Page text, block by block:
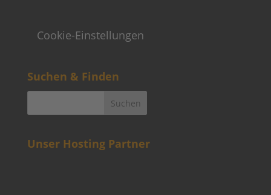
Cookie-Einstellungen
Suchen & Finden
Unser Hosting Partner